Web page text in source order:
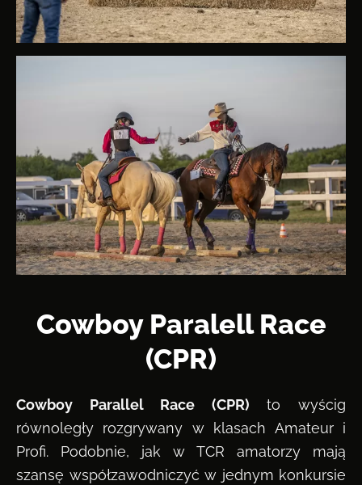
Cowboy Paralell Race
(CPR)
Cowboy Parallel Race (CPR) to wyścig
równoległy rozgrywany w klasach Amateur i
Profi. Podobnie, jak w TCR amatorzy mają
szansę współzawodniczyć w jednym konkursie